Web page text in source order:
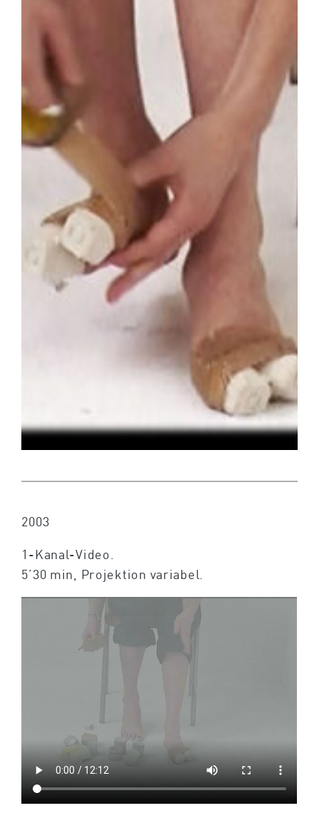
2003
1-Kanal-Video.
5’30 min, Projektion variabel.